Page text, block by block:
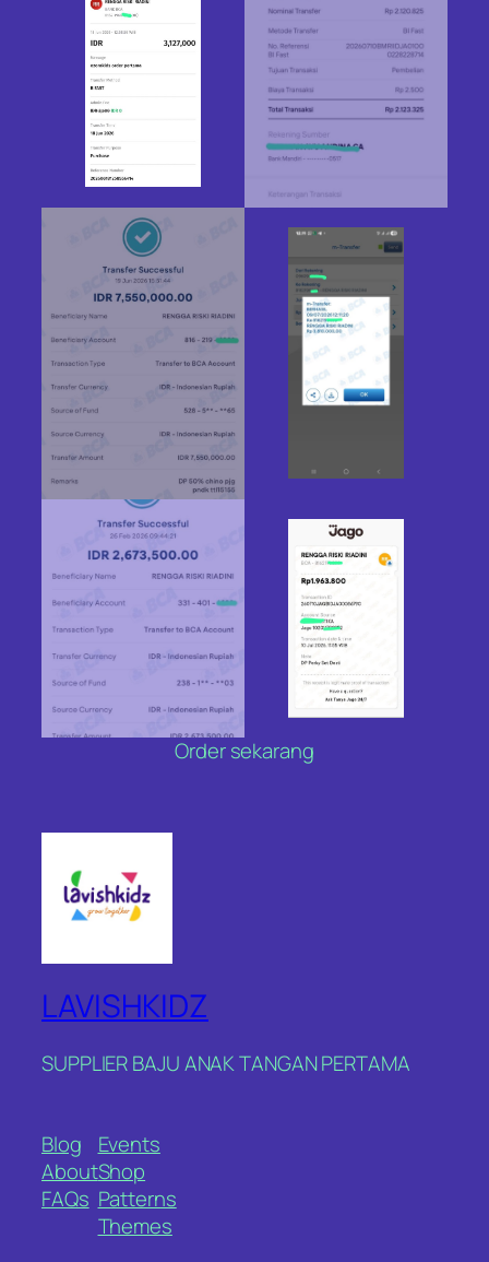
Order sekarang
LAVISHKIDZ
SUPPLIER BAJU ANAK TANGAN PERTAMA
Blog
About
FAQs
Events
Shop
Patterns
Themes